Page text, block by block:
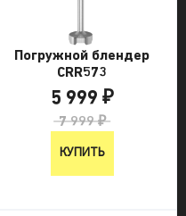
Погружной блендер
CRR573
5 999 ₽
7 999 ₽
КУПИТЬ